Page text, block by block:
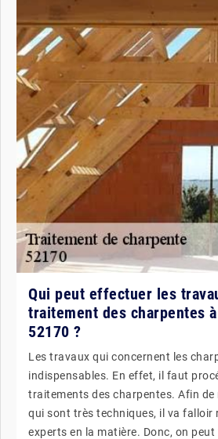
Qui peut effectuer les
traitement des charpentes
52170 ?
Les travaux qui concernent les
indispensables. En effet, il faut
traitements des charpentes. Afin
qui sont très techniques, il va falloir
experts en la matière. Donc, on